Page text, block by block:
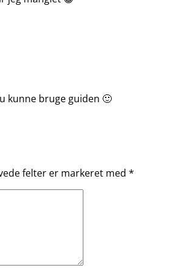
kunne bruge guiden 🙂
felter er markeret med *